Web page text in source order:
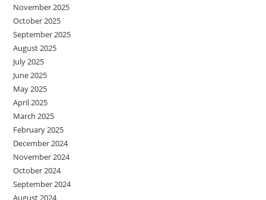
November 2025
October 2025
September 2025
August 2025
July 2025
June 2025
May 2025
April 2025
March 2025
February 2025
December 2024
November 2024
October 2024
September 2024